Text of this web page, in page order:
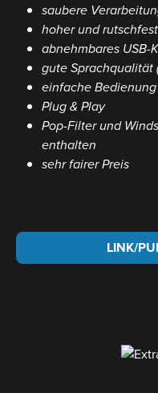
saubere
hoher und
abnehmbares USB-
gute Sprachqualität
einfache
Plug & Play
Pop-Filter und
enthalten
sehr fairer Preis
LINK/